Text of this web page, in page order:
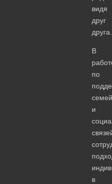
видя
друг
друга.
В
по
и
в